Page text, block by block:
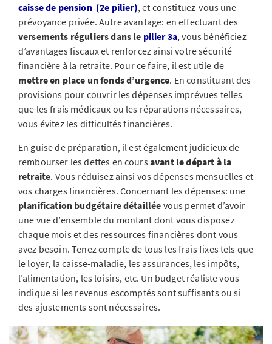
caisse de pension (2e pilier), et constituez-vous une
prévoyance privée. Autre avantage: en effectuant des
versements réguliers dans le pilier 3a, vous bénéficiez
d’avantages fiscaux et renforcez ainsi votre sécurité
financière à la retraite. Pour ce faire, il est utile de
mettre en place un fonds d’urgence. En constituant des
provisions pour couvrir les dépenses imprévues telles
que les frais médicaux ou les réparations nécessaires,
vous évitez les difficultés financières.
En guise de préparation, il est également judicieux de
rembourser les dettes en coursavant le départ à la
retraite. Vous réduisez ainsi vos dépenses mensuelles et
vos charges financières. Concernant les dépenses: une
planification budgétaire détaillée vous permet d’avoir
une vue d’ensemble du montant dont vous disposez
chaque mois et des ressources financières dont vous
avez besoin. Tenez compte de tous les frais fixes tels que
le loyer, la caisse-maladie, les assurances, les impôts,
l’alimentation, les loisirs, etc. Un budget réaliste vous
indique si les revenus escomptés sont suffisants ou si
des ajustements sont nécessaires.